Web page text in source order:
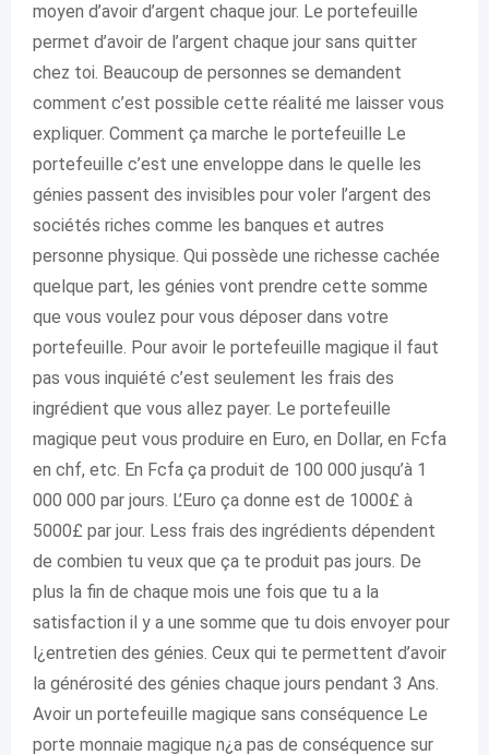
moyen d’avoir d’argent chaque jour. Le portefeuille
permet d’avoir de l’argent chaque jour sans quitter
chez toi. Beaucoup de personnes se demandent
comment c’est possible cette réalité me laisser vous
expliquer. Comment ça marche le portefeuille Le
portefeuille c’est une enveloppe dans le quelle les
génies passent des invisibles pour voler l’argent des
sociétés riches comme les banques et autres
personne physique. Qui possède une richesse cachée
quelque part, les génies vont prendre cette somme
que vous voulez pour vous déposer dans votre
portefeuille. Pour avoir le portefeuille magique il faut
pas vous inquiété c’est seulement les frais des
ingrédient que vous allez payer. Le portefeuille
magique peut vous produire en Euro, en Dollar, en Fcfa
en chf, etc. En Fcfa ça produit de 100 000 jusqu’à 1
000 000 par jours. L’Euro ça donne est de 1000£ à
5000£ par jour. Less frais des ingrédients dépendent
de combien tu veux que ça te produit pas jours. De
plus la fin de chaque mois une fois que tu a la
satisfaction il y a une somme que tu dois envoyer pour
l¿entretien des génies. Ceux qui te permettent d’avoir
la générosité des génies chaque jours pendant 3 Ans.
Avoir un portefeuille magique sans conséquence Le
porte monnaie magique n¿a pas de conséquence sur